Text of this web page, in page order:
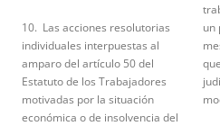
10. Las acciones resolutorias
individuales interpuestas al
amparo del artículo 50 del
Estatuto de los Trabajadores
motivadas por la situación
económica o de insolvencia del
un